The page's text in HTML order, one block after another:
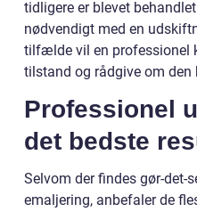
tidligere er blevet
nødvendigt med en
tilfælde vil en professionel
tilstand og rådgive om den
Professionel
det bedste
Selvom der findes gør-det-
emaljering, anbefaler de